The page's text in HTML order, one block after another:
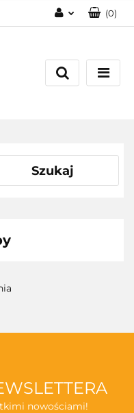
Zarejestruj się
Dodaj zgłoszenie
(0)
Szukaj
nowościami!